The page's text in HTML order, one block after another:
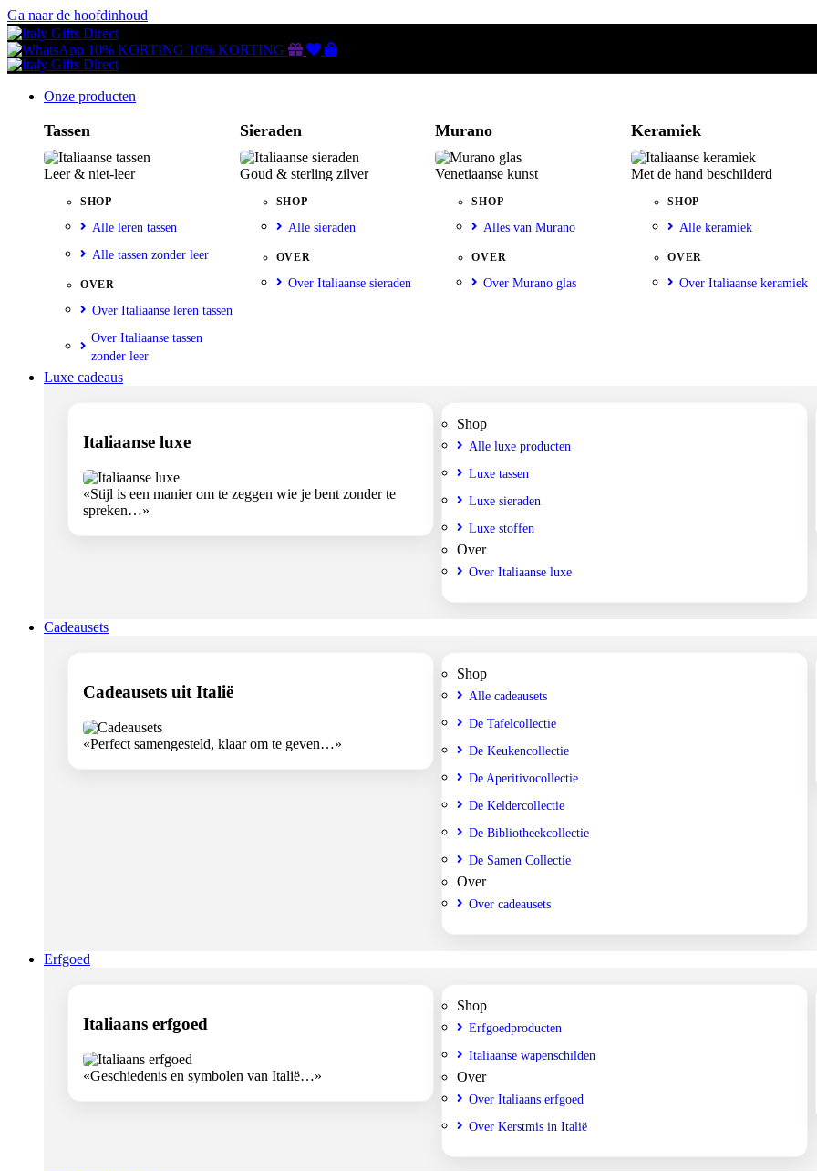
Ga naar de hoofdinhoud
10% KORTING 10% KORTING Gutscheine
Wunschliste
Warenkorb
Onze producten
Tassen
Leer & niet-leer
SHOP
Alle leren tassen
Alle tassen zonder leer
OVER
Over Italiaanse leren tassen
Over Italiaanse tassen
zonder leer
Sieraden
Goud & sterling zilver
SHOP
Alle sieraden
OVER
Over Italiaanse sieraden
Murano
Venetiaanse kunst
SHOP
Alles van Murano
OVER
Over Murano glas
Keramiek
Met de hand beschilderd
SHOP
Alle keramiek
OVER
Over Italiaanse keramiek
Luxe cadeaus
Italiaanse luxe
«Stijl is een manier om te zeggen wie je bent zonder te
spreken…»
Shop
Alle luxe producten
Luxe tassen
Luxe sieraden
Luxe stoffen
Over
Over Italiaanse luxe
Cadeausets
Cadeausets uit Italië
«Perfect samengesteld, klaar om te geven…»
Shop
Alle cadeausets
De Tafelcollectie
De Keukencollectie
De Aperitivocollectie
De Keldercollectie
De Bibliotheekcollectie
De Samen Collectie
Over
Over cadeausets
Erfgoed
Italiaans erfgoed
«Geschiedenis en symbolen van Italië…»
Shop
Erfgoedproducten
Italiaanse wapenschilden
Over
Over Italiaans erfgoed
Over Kerstmis in Italië